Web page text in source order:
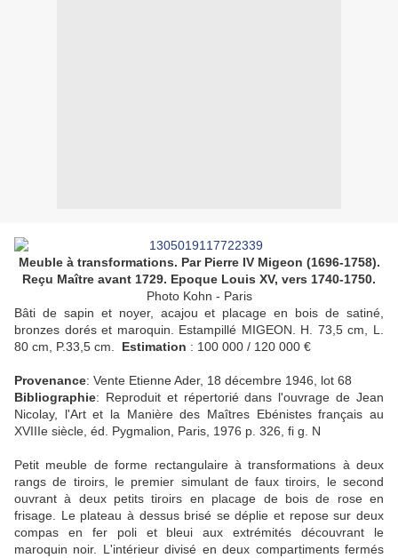
Meuble à transformations. Par Pierre IV Migeon (1696-1758).
Reçu Maître avant 1729. Epoque Louis XV, vers 1740-1750.
Photo Kohn - Paris
Bâti de sapin et noyer, acajou et placage en bois de satiné,
bronzes dorés et maroquin. Estampillé MIGEON. H. 73,5 cm, L.
80 cm, P.33,5 cm. Estimation : 100 000 / 120 000 €
Provenance: Vente Etienne Ader, 18 décembre 1946, lot 68
Bibliographie: Reproduit et répertorié dans l'ouvrage de Jean
Nicolay, l'Art et la Manière des Maîtres Ebénistes français au
XVIIIe siècle, éd. Pygmalion, Paris, 1976 p. 326, fi g. N
Petit meuble de forme rectangulaire à transformations à deux
rangs de tiroirs, le premier simulant de faux tiroirs, le second
ouvrant à deux petits tiroirs en placage de bois de rose en
frisage. Le plateau à dessus brisé se déplie et repose sur deux
compas en fer poli et bleui aux extrémités découvrant le
maroquin noir. L'intérieur divisé en deux compartiments fermés